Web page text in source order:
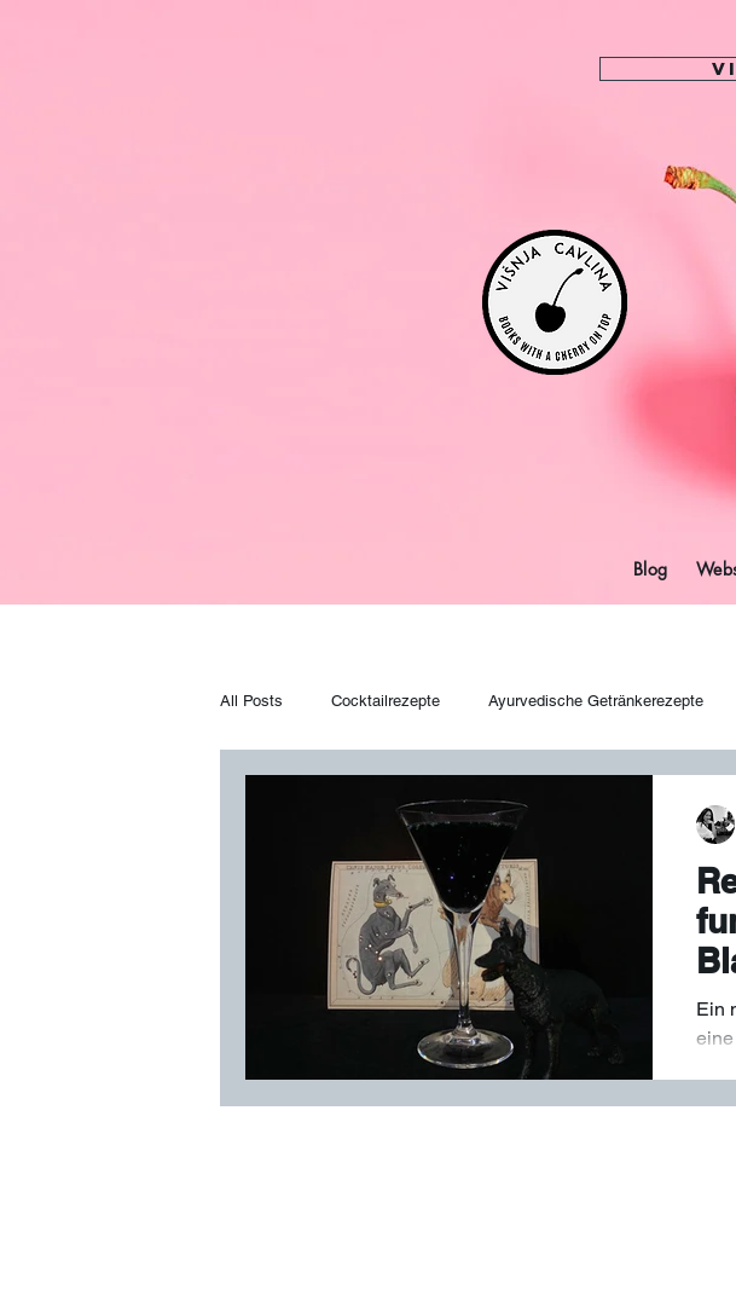
Blog
All Posts Cocktailrezepte Ayurvedische Getränkerezepte
Backrezepte
Sporternährung Ernährung Ayurvedische Getränke
Washi Dolls Harry Potter Halloween
Ein